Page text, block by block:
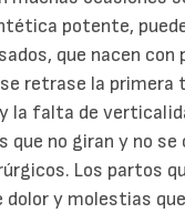
potente,
que nacen con
retrase la primera
la falta de
no giran y no se
Los partos
y molestias